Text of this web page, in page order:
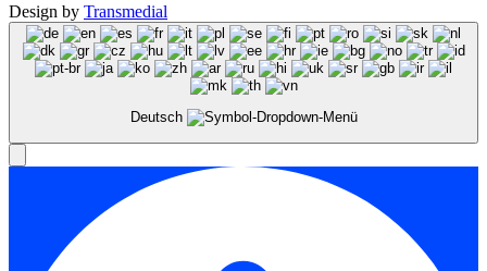
Design by Transmedial
Deutsch